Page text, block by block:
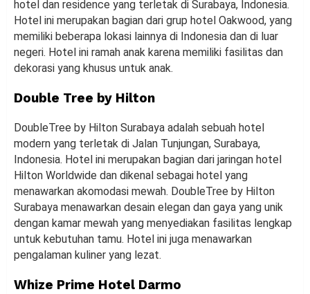
hotel dan residence yang terletak di Surabaya, Indonesia.
Hotel ini merupakan bagian dari grup hotel Oakwood, yang
memiliki beberapa lokasi lainnya di Indonesia dan di luar
negeri. Hotel ini ramah anak karena memiliki fasilitas dan
dekorasi yang khusus untuk anak.
Double Tree by Hilton
DoubleTree by Hilton Surabaya adalah sebuah hotel
modern yang terletak di Jalan Tunjungan, Surabaya,
Indonesia. Hotel ini merupakan bagian dari jaringan hotel
Hilton Worldwide dan dikenal sebagai hotel yang
menawarkan akomodasi mewah. DoubleTree by Hilton
Surabaya menawarkan desain elegan dan gaya yang unik
dengan kamar mewah yang menyediakan fasilitas lengkap
untuk kebutuhan tamu. Hotel ini juga menawarkan
pengalaman kuliner yang lezat.
Whize Prime Hotel Darmo